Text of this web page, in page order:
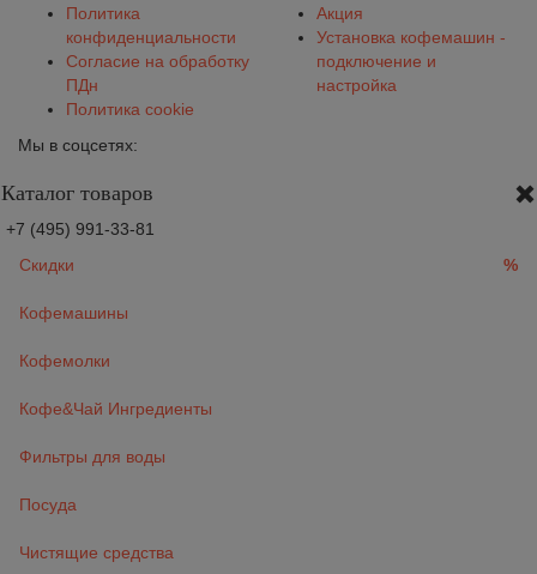
Политика
конфиденциальности
Согласие на обработку
ПДн
Политика cookie
Акция
Установка кофемашин -
подключение и
настройка
Мы в соцсетях:
Каталог товаров
+7 (495) 991-33-81
Скидки
%
Кофемашины
Кофемолки
Кофе&Чай Ингредиенты
Фильтры для воды
Посуда
Чистящие средства